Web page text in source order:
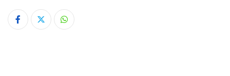
Whatsapp